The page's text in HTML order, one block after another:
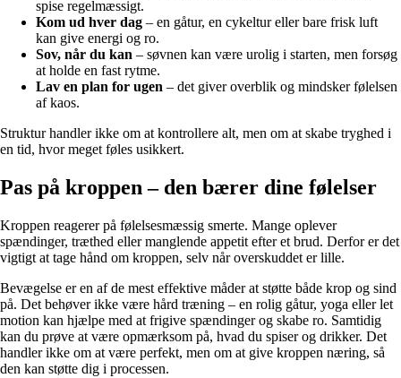
spise regelmæssigt.
Kom ud hver dag – en gåtur, en cykeltur eller bare frisk luft
kan give energi og ro.
Sov, når du kan – søvnen kan være urolig i starten, men forsøg
at holde en fast rytme.
Lav en plan for ugen – det giver overblik og mindsker følelsen
af kaos.
Struktur handler ikke om at kontrollere alt, men om at skabe tryghed i
en tid, hvor meget føles usikkert.
Pas på kroppen – den bærer dine følelser
Kroppen reagerer på følelsesmæssig smerte. Mange oplever
spændinger, træthed eller manglende appetit efter et brud. Derfor er det
vigtigt at tage hånd om kroppen, selv når overskuddet er lille.
Bevægelse er en af de mest effektive måder at støtte både krop og sind
på. Det behøver ikke være hård træning – en rolig gåtur, yoga eller let
motion kan hjælpe med at frigive spændinger og skabe ro. Samtidig
kan du prøve at være opmærksom på, hvad du spiser og drikker. Det
handler ikke om at være perfekt, men om at give kroppen næring, så
den kan støtte dig i processen.